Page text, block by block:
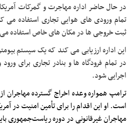
در حال حاضر اداره مهاجرت و گمرکات
تمام ورودی های هوایی تجاری استفاده می
ثبت خروجی ها در مکان های خاص استفاده
این اداره ارزیابی می کند که یک سیستم
اجرایی شود.
ترامپ همواره وعده اخراج گسترده مهاجران
است. او این اقدام را برای تأمین امنیت در
مهاجران غیرقانونی در دوره ریاست‌جمهوری